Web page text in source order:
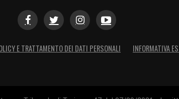
E TRATTAMENTO DEI DATI PERSONALI INFORMATIVA